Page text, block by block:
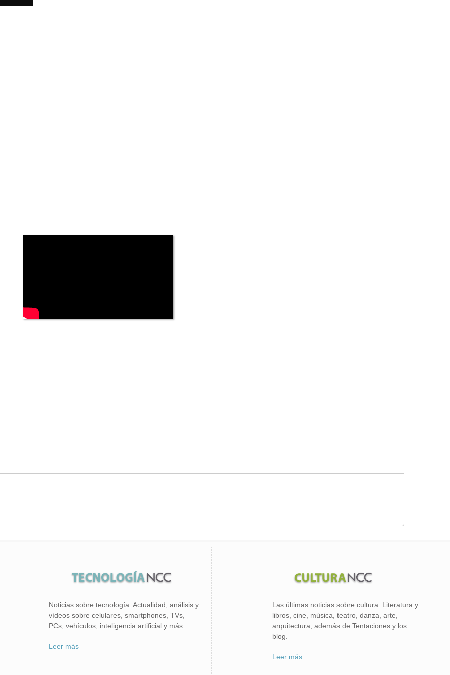
Noticias sobre tecnología. Actualidad, análisis y
vídeos sobre celulares, smartphones, TVs,
PCs, vehículos, inteligencia artificial y más.
Leer más
Las últimas noticias sobre cultura. Literatura y
libros, cine, música, teatro, danza, arte,
arquitectura, además de Tentaciones y los
blog.
Leer más